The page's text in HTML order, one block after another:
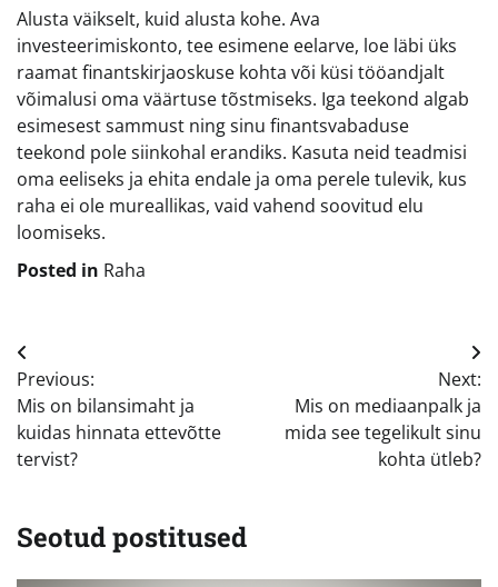
Alusta väikselt, kuid alusta kohe. Ava
investeerimiskonto, tee esimene eelarve, loe läbi üks
raamat finantskirjaoskuse kohta või küsi tööandjalt
võimalusi oma väärtuse tõstmiseks. Iga teekond algab
esimesest sammust ning sinu finantsvabaduse
teekond pole siinkohal erandiks. Kasuta neid teadmisi
oma eeliseks ja ehita endale ja oma perele tulevik, kus
raha ei ole mureallikas, vaid vahend soovitud elu
loomiseks.
Posted in Raha
Navigeerimine
Previous:
Mis on bilansimaht ja
kuidas hinnata ettevõtte
tervist?
Next:
Mis on mediaanpalk ja
mida see tegelikult sinu
kohta ütleb?
Seotud postitused